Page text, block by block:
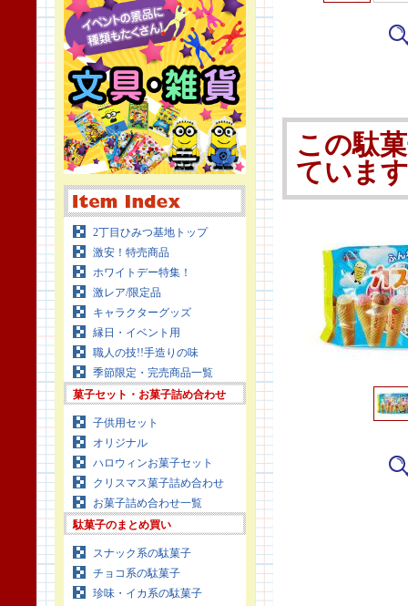
2丁目ひみつ基地トップ
激安！特売商品
ホワイトデー特集！
激レア/限定品
キャラクターグッズ
縁日・イベント用
職人の技!!手造りの味
季節限定・完売商品一覧
菓子セット・お菓子詰め合わせ
子供用セット
オリジナル
ハロウィンお菓子セット
クリスマス菓子詰め合わせ
お菓子詰め合わせ一覧
駄菓子のまとめ買い
スナック系の駄菓子
チョコ系の駄菓子
珍味・イカ系の駄菓子
この駄
ていま